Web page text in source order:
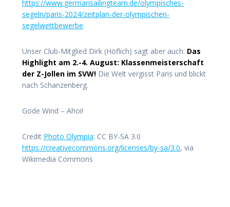
https://www.germansailingteam.de/olympisches-
segeln/paris-2024/zeitplan-der-olympischen-
segelwettbewerbe
Unser Club-Mitglied Dirk (Höflich) sagt aber auch: Das
Highlight am 2.-4. August: Klassenmeisterschaft
der Z-Jollen im SVW! Die Welt vergisst Paris und blickt
nach Schanzenberg.
Gode Wind – Ahoi!
Credit Photo Olympia: CC BY-SA 3.0
https://creativecommons.org/licenses/by-sa/3.0, via
Wikimedia Commons